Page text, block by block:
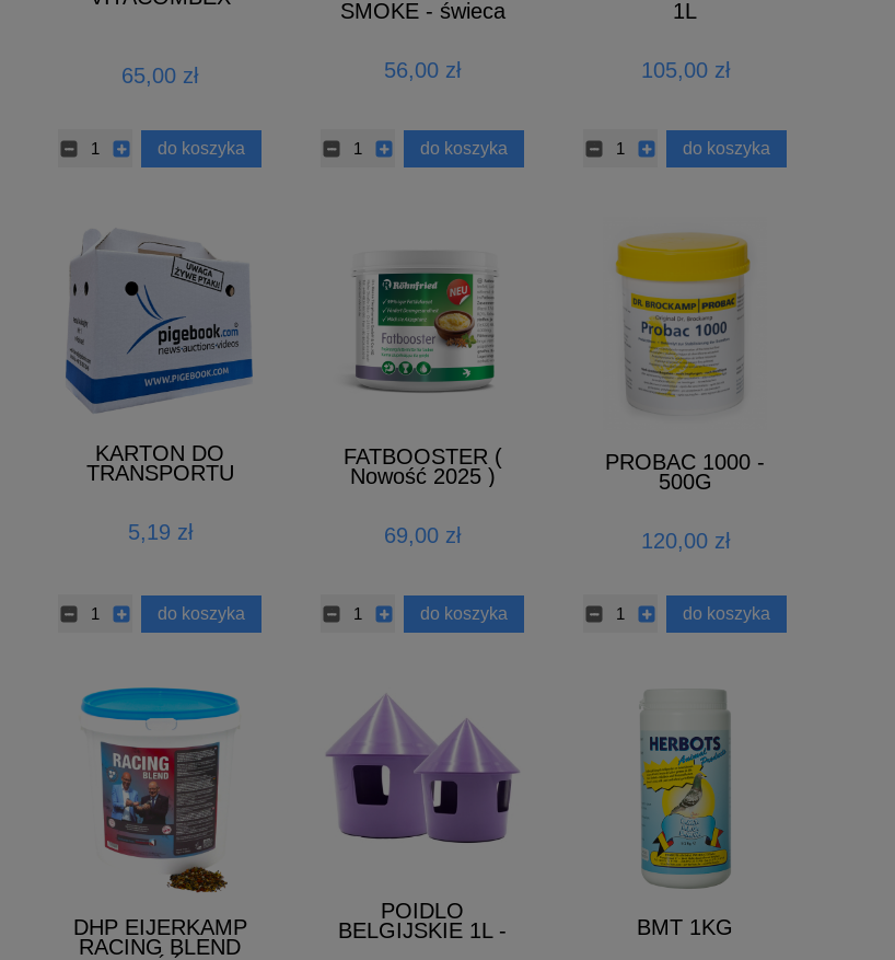
65,00 zł
do koszyka
SMOKE - świeca
56,00 zł
do koszyka
1L
105,00 zł
do koszyka
KARTON DO
TRANSPORTU
5,19 zł
do koszyka
FATBOOSTER (
Nowość 2025 )
69,00 zł
do koszyka
PROBAC 1000 -
500G
120,00 zł
do koszyka
DHP EIJERKAMP
RACING BLEND
POIDLO
BELGIJSKIE 1L -
BMT 1KG